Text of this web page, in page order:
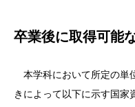
卒業後に取得可能
本学科において所定の単
きによって以下に示す国家